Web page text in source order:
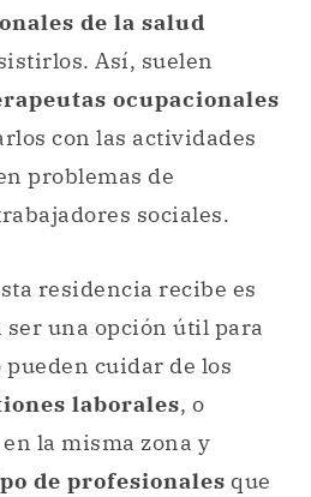
de la salud
Así, suelen
ocupacionales
con las actividades
problemas de
sociales.
residencia recibe es
ser una opción útil para
cuidar de los
laborales, o
la misma zona y
de profesionales que